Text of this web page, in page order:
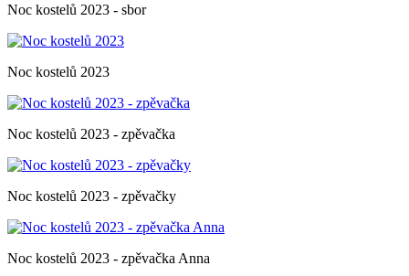
Noc kostelů 2023 - sbor
Noc kostelů 2023
Noc kostelů 2023 - zpěvačka
Noc kostelů 2023 - zpěvačky
Noc kostelů 2023 - zpěvačka Anna